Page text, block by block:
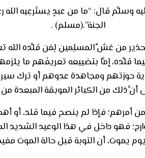
قال: “ما من عبدٍ يستَرعِيه الله
الجنة”.(مسلم) .
من غشِّ المسلِمين لِمَن قلَّده
قلَّده، إمَّا بتضييعه تعريفَهم ما
حوزتهم ومجاهدة عدوهم أو ترك
ذلك من الكبائر الموبقة المبعدة من
أمرهم؛ فإذا لم ينصح فيما قلد، أو
فهو داخل في هذا الوعيد الشديد
يموت، أن التوبة قبل حالة الموت